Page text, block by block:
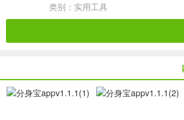
类别： 实用工具